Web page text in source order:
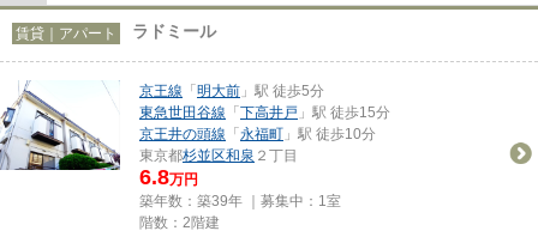
賃貸｜アパート ラドミール
京王線 「明大前 」駅 徒歩5分
東急世田谷線 「下高井戸 」駅 徒歩15分
京王井の頭線 「永福町 」駅 徒歩10分
東京都杉並区和泉 ２丁目
6.8万円
築年数：築39年 ｜募集中： 1室
階数：2階建